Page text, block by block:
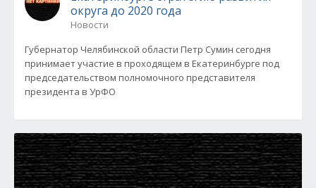
округа до 2020 года
Новости
Губернатор Челябинской области Петр Сумин сегодня
принимает участие в проходящем в Екатеринбурге под
председательством полномочного представителя
президента в УрФО